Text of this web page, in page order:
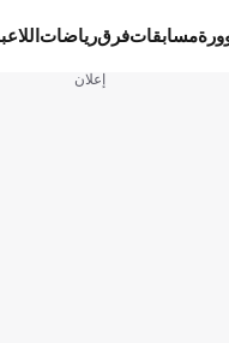
مسابقاتفرقرياضات
إعلان